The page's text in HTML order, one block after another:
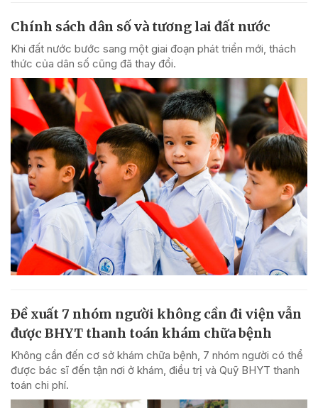
Chính sách dân số và tương lai đất nước
Khi đất nước bước sang một giai đoạn phát triển mới, thách
thức của dân số cũng đã thay đổi.
Đề xuất 7 nhóm người không cần đi viện vẫn
được BHYT thanh toán khám chữa bệnh
Không cần đến cơ sở khám chữa bệnh, 7 nhóm người có thể
được bác sĩ đến tận nơi ở khám, điều trị và Quỹ BHYT thanh
toán chi phí.